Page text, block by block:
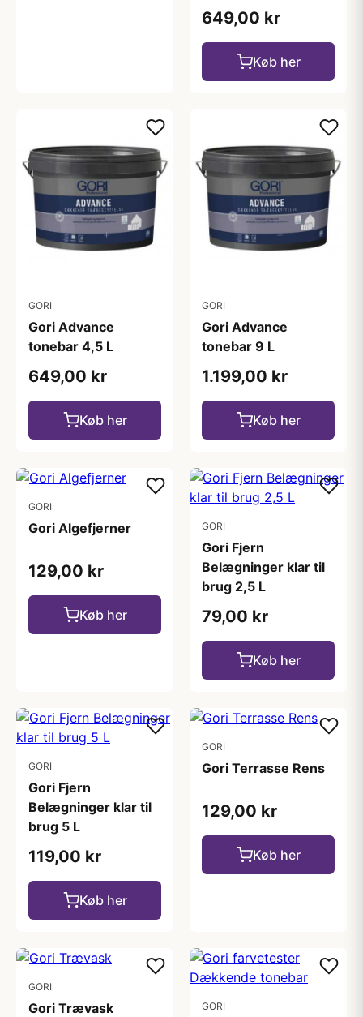
649,00 kr
Køb her
GORI
Gori Advance
tonebar 4,5 L
649,00 kr
Køb her
GORI
Gori Advance
tonebar 9 L
1.199,00 kr
Køb her
GORI
Gori Algefjerner
129,00 kr
Køb her
GORI
Gori Fjern
Belægninger klar til
brug 2,5 L
79,00 kr
Køb her
GORI
Gori Fjern
Belægninger klar til
brug 5 L
119,00 kr
Køb her
GORI
Gori Terrasse Rens
129,00 kr
Køb her
GORI
Gori Trævask GORI